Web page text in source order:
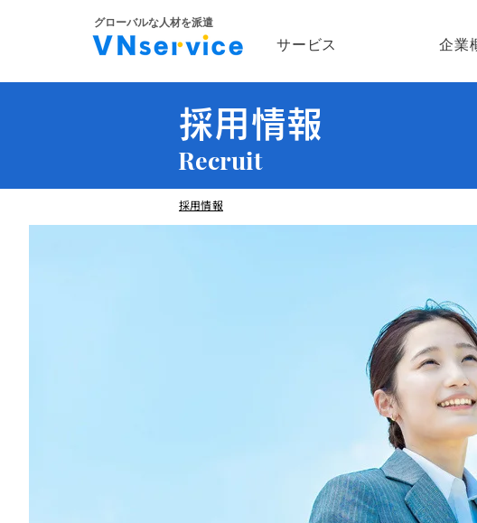
​グローバルな人材を派遣
サービス 企業
​採用情報
​Recruit
採用情報